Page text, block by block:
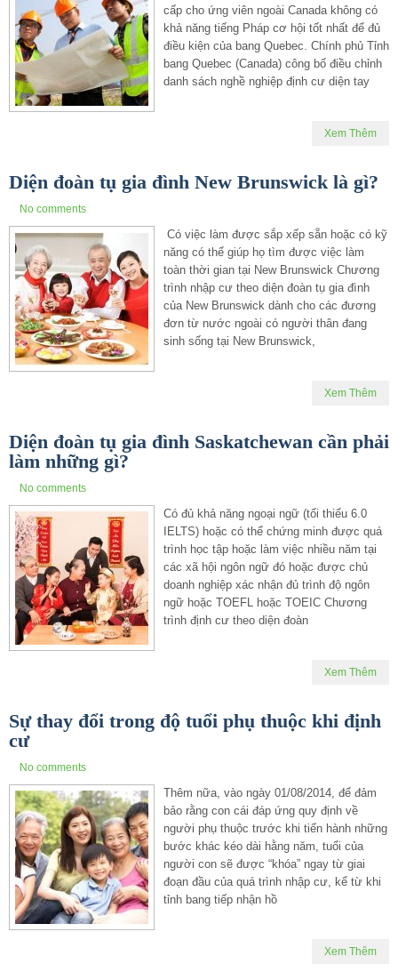
cấp cho ứng viên ngoài Canada không có
khả năng tiếng Pháp cơ hội tốt nhất để đủ
điều kiện của bang Quebec. Chính phủ Tỉnh
bang Quebec (Canada) công bố điều chỉnh
danh sách nghề nghiệp định cư diện tay
Xem Thêm
Diện đoàn tụ gia đình New Brunswick là gì?
No comments
Có việc làm được sắp xếp sẵn hoặc có kỹ
năng có thể giúp họ tìm được việc làm
toàn thời gian tại New Brunswick Chương
trình nhập cư theo diện đoàn tụ gia đình
của New Brunswick dành cho các đương
đơn từ nước ngoài có người thân đang
sinh sống tại New Brunswick,
Xem Thêm
Diện đoàn tụ gia đình Saskatchewan cần phải
làm những gì?
No comments
Có đủ khả năng ngoại ngữ (tối thiểu 6.0
IELTS) hoặc có thể chứng minh được quá
trình học tập hoặc làm việc nhiều năm tại
các xã hội ngôn ngữ đó hoặc được chủ
doanh nghiệp xác nhận đủ trình độ ngôn
ngữ hoặc TOEFL hoặc TOEIC Chương
trình định cư theo diện đoàn
Xem Thêm
Sự thay đổi trong độ tuổi phụ thuộc khi định
cư
No comments
Thêm nữa, vào ngày 01/08/2014, để đảm
bảo rằng con cái đáp ứng quy định về
người phụ thuộc trước khi tiến hành những
bước khác kéo dài hằng năm, tuổi của
người con sẽ được “khóa” ngay từ giai
đoạn đầu của quá trình nhập cư, kể từ khi
tỉnh bang tiếp nhận hồ
Xem Thêm